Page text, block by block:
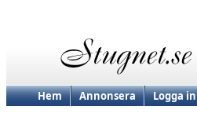
Hem Annonsera Logga in